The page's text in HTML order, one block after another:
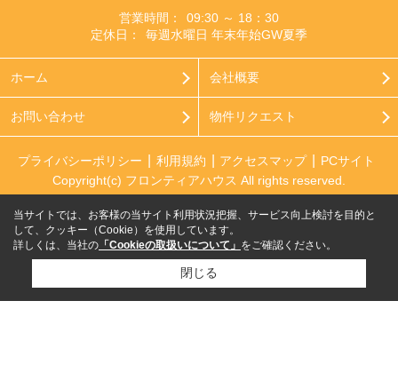
営業時間：
09:30 ～ 18：30
定休日：
毎週水曜日 年末年始GW夏季
ホーム 会社概要
お問い合わせ 物件リクエスト
プライバシーポリシー 利用規約 アクセスマップ
PCサイト
Copyright(c) フロンティアハウス All rights reserved.
当サイトでは、お客様の当サイト利用状況把握、サービス向上検討を目的と
して、クッキー（Cookie）を使用しています。
詳しくは、当社の 「Cookieの取扱いについて」 をご確認ください。
閉じる